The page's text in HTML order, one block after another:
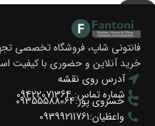
-5%
باکس چرمی ترکیبی چند منظوره فرنچ
استایل فانتونی
تومان7.000.000 تومان6.650.000
انتخاب گزینه ها
فانتونی شاپ، فروشگاه تخصصی
خرید آنلاین و حضوری با کیفیت
آدرس روی نقشه
شماره تماس: 09422071364
خسروی پور:09355588064
واعظیان:09399211761